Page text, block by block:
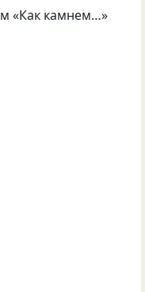
«Как камнем…»